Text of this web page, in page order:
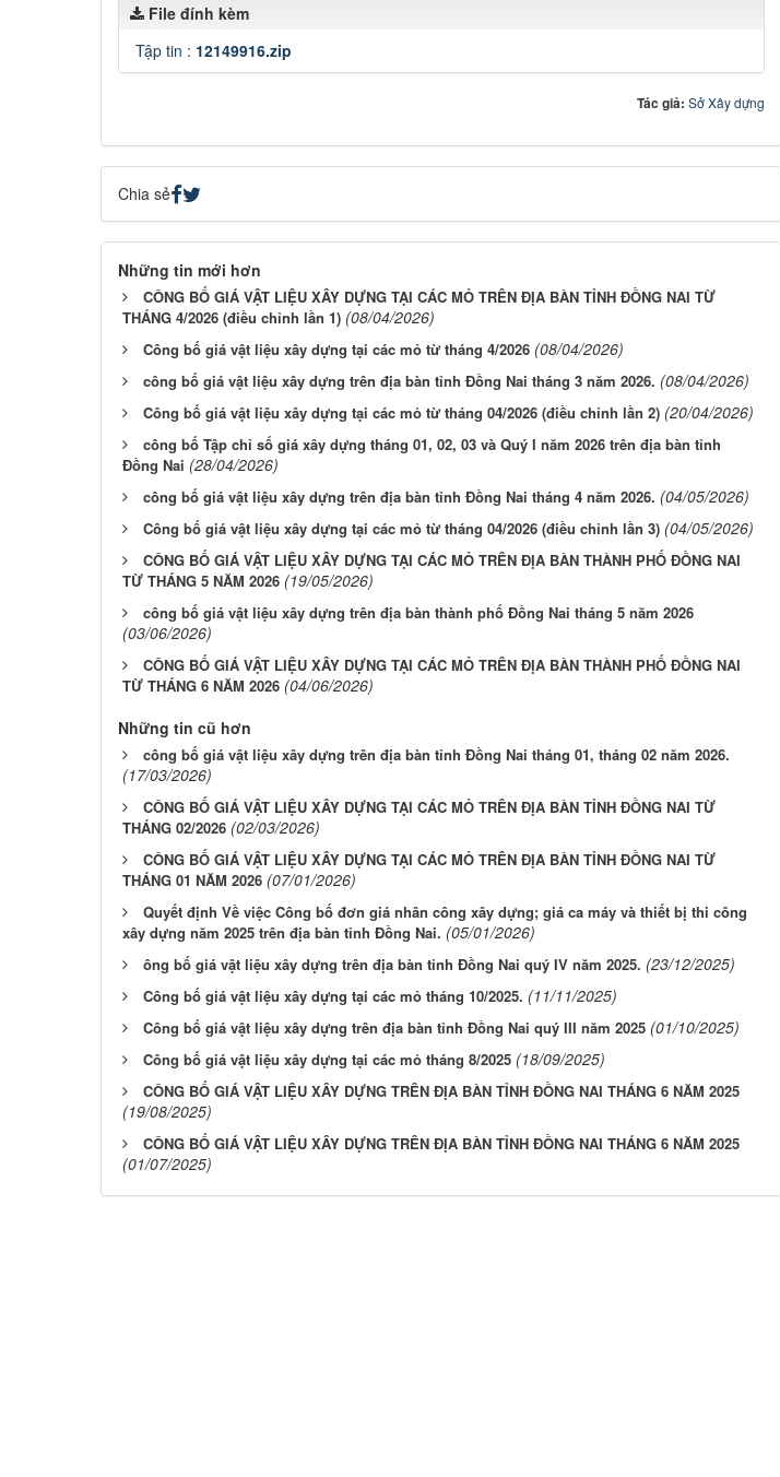
File đính kèm
Tập tin : 12149916.zip
Tác giả: Sở Xây dựng
Chia sẻ
Những tin mới hơn
CÔNG BỐ GIÁ VẬT LIỆU XÂY DỰNG TẠI CÁC MỎ TRÊN ĐỊA BÀN TỈNH ĐỒNG NAI TỪ
THÁNG 4/2026 (điều chỉnh lần 1) (08/04/2026)
Công bố giá vật liệu xây dựng tại các mỏ từ tháng 4/2026 (08/04/2026)
công bố giá vật liệu xây dựng trên địa bàn tỉnh Đồng Nai tháng 3 năm 2026. (08/04/2026)
Công bố giá vật liệu xây dựng tại các mỏ từ tháng 04/2026 (điều chỉnh lần 2) (20/04/2026)
công bố Tập chỉ số giá xây dựng tháng 01, 02, 03 và Quý I năm 2026 trên địa bàn tỉnh
Đồng Nai (28/04/2026)
công bố giá vật liệu xây dựng trên địa bàn tỉnh Đồng Nai tháng 4 năm 2026. (04/05/2026)
Công bố giá vật liệu xây dựng tại các mỏ từ tháng 04/2026 (điều chỉnh lần 3) (04/05/2026)
CÔNG BỐ GIÁ VẬT LIỆU XÂY DỰNG TẠI CÁC MỎ TRÊN ĐỊA BÀN THÀNH PHỐ ĐỒNG NAI
TỪ THÁNG 5 NĂM 2026 (19/05/2026)
công bố giá vật liệu xây dựng trên địa bàn thành phố Đồng Nai tháng 5 năm 2026
(03/06/2026)
CÔNG BỐ GIÁ VẬT LIỆU XÂY DỰNG TẠI CÁC MỎ TRÊN ĐỊA BÀN THÀNH PHỐ ĐỒNG NAI
TỪ THÁNG 6 NĂM 2026 (04/06/2026)
Những tin cũ hơn
công bố giá vật liệu xây dựng trên địa bàn tỉnh Đồng Nai tháng 01, tháng 02 năm 2026.
(17/03/2026)
CÔNG BỐ GIÁ VẬT LIỆU XÂY DỰNG TẠI CÁC MỎ TRÊN ĐỊA BÀN TỈNH ĐỒNG NAI TỪ
THÁNG 02/2026 (02/03/2026)
CÔNG BỐ GIÁ VẬT LIỆU XÂY DỰNG TẠI CÁC MỎ TRÊN ĐỊA BÀN TỈNH ĐỒNG NAI TỪ
THÁNG 01 NĂM 2026 (07/01/2026)
Quyết định Về việc Công bố đơn giá nhân công xây dựng; giá ca máy và thiết bị thi công
xây dựng năm 2025 trên địa bàn tỉnh Đồng Nai. (05/01/2026)
ông bố giá vật liệu xây dựng trên địa bàn tỉnh Đồng Nai quý IV năm 2025. (23/12/2025)
Công bố giá vật liệu xây dựng tại các mỏ tháng 10/2025. (11/11/2025)
Công bố giá vật liệu xây dựng trên địa bàn tỉnh Đồng Nai quý III năm 2025 (01/10/2025)
Công bố giá vật liệu xây dựng tại các mỏ tháng 8/2025 (18/09/2025)
CÔNG BỐ GIÁ VẬT LIỆU XÂY DỰNG TRÊN ĐỊA BÀN TỈNH ĐỒNG NAI THÁNG 6 NĂM 2025
(19/08/2025)
CÔNG BỐ GIÁ VẬT LIỆU XÂY DỰNG TRÊN ĐỊA BÀN TỈNH ĐỒNG NAI THÁNG 6 NĂM 2025
(01/07/2025)